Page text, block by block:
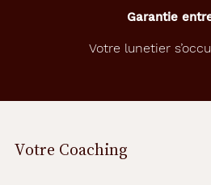
Garantie
Votre lunetier
Votre Coaching